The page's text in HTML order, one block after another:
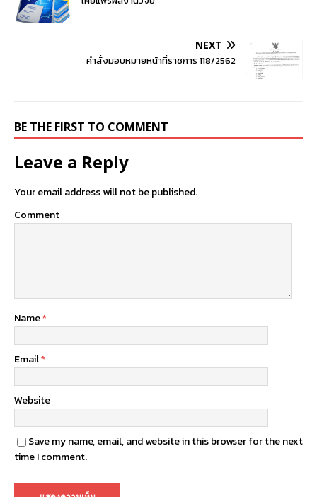
NEXT
คำสั่งมอบหมายหน้าที่ราชการ 118/2562
BE THE FIRST TO COMMENT
Leave a Reply
Your email address will not be published.
Comment
Name*
Email*
Website
Save my name, email, and website in this browser for the next
time I comment.